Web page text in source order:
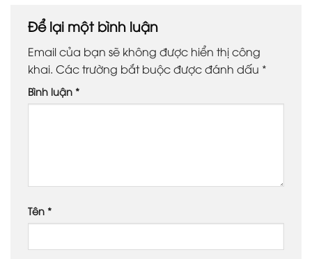
Để lại một bình luận
Email của bạn sẽ không được hiển thị công
khai. Các trường bắt buộc được đánh dấu *
Bình luận *
Tên *